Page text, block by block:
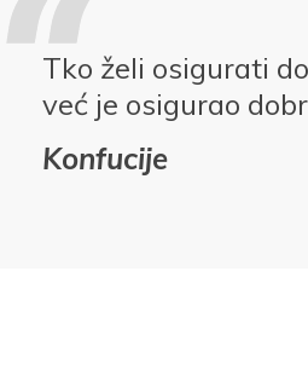
Tko želi osigurati
već je osigurao
Konfucije